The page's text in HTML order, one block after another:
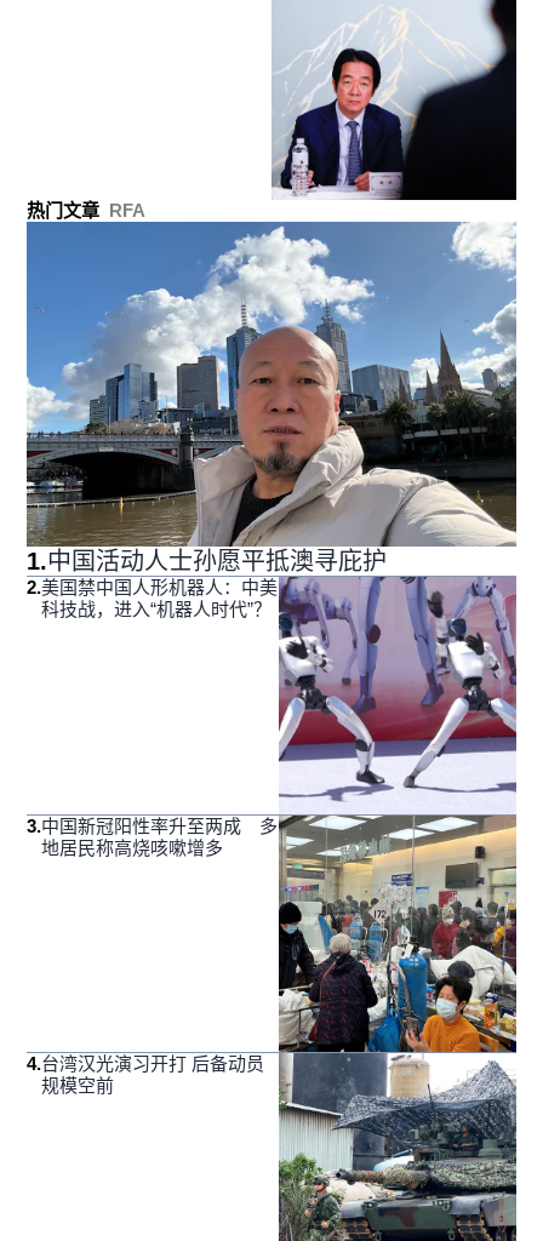
热门文章 RFA
1.中国活动人士孙愿平抵澳寻庇护
2.美国禁中国人形机器人：中美
科技战，进入“机器人时代”？
3.中国新冠阳性率升至两成 多
地居民称高烧咳嗽增多
4.台湾汉光演习开打 后备动员
规模空前